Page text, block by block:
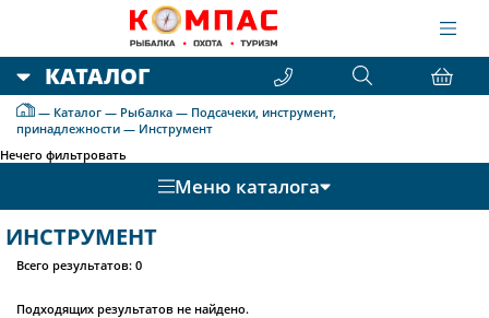
КАТАЛОГ
— Каталог — Рыбалка — Подсачеки, инструмент,
принадлежности — Инструмент
Нечего фильтровать
Меню каталога
ИНСТРУМЕНТ
Всего результатов:0
Подходящих результатов не найдено.